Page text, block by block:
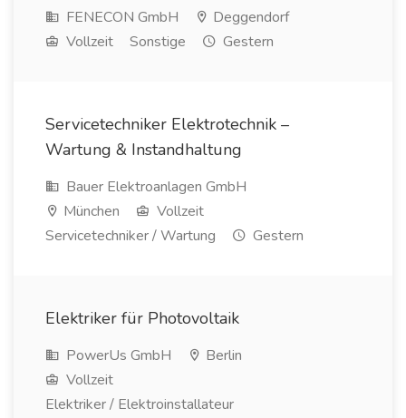
FENECON GmbH
Deggendorf
Vollzeit
Sonstige Gestern
Servicetechniker Elektrotechnik –
Wartung & Instandhaltung
Bauer Elektroanlagen GmbH
München
Vollzeit
Servicetechniker / Wartung
Gestern
Elektriker für Photovoltaik
PowerUs GmbH
Berlin
Vollzeit
Elektriker / Elektroinstallateur